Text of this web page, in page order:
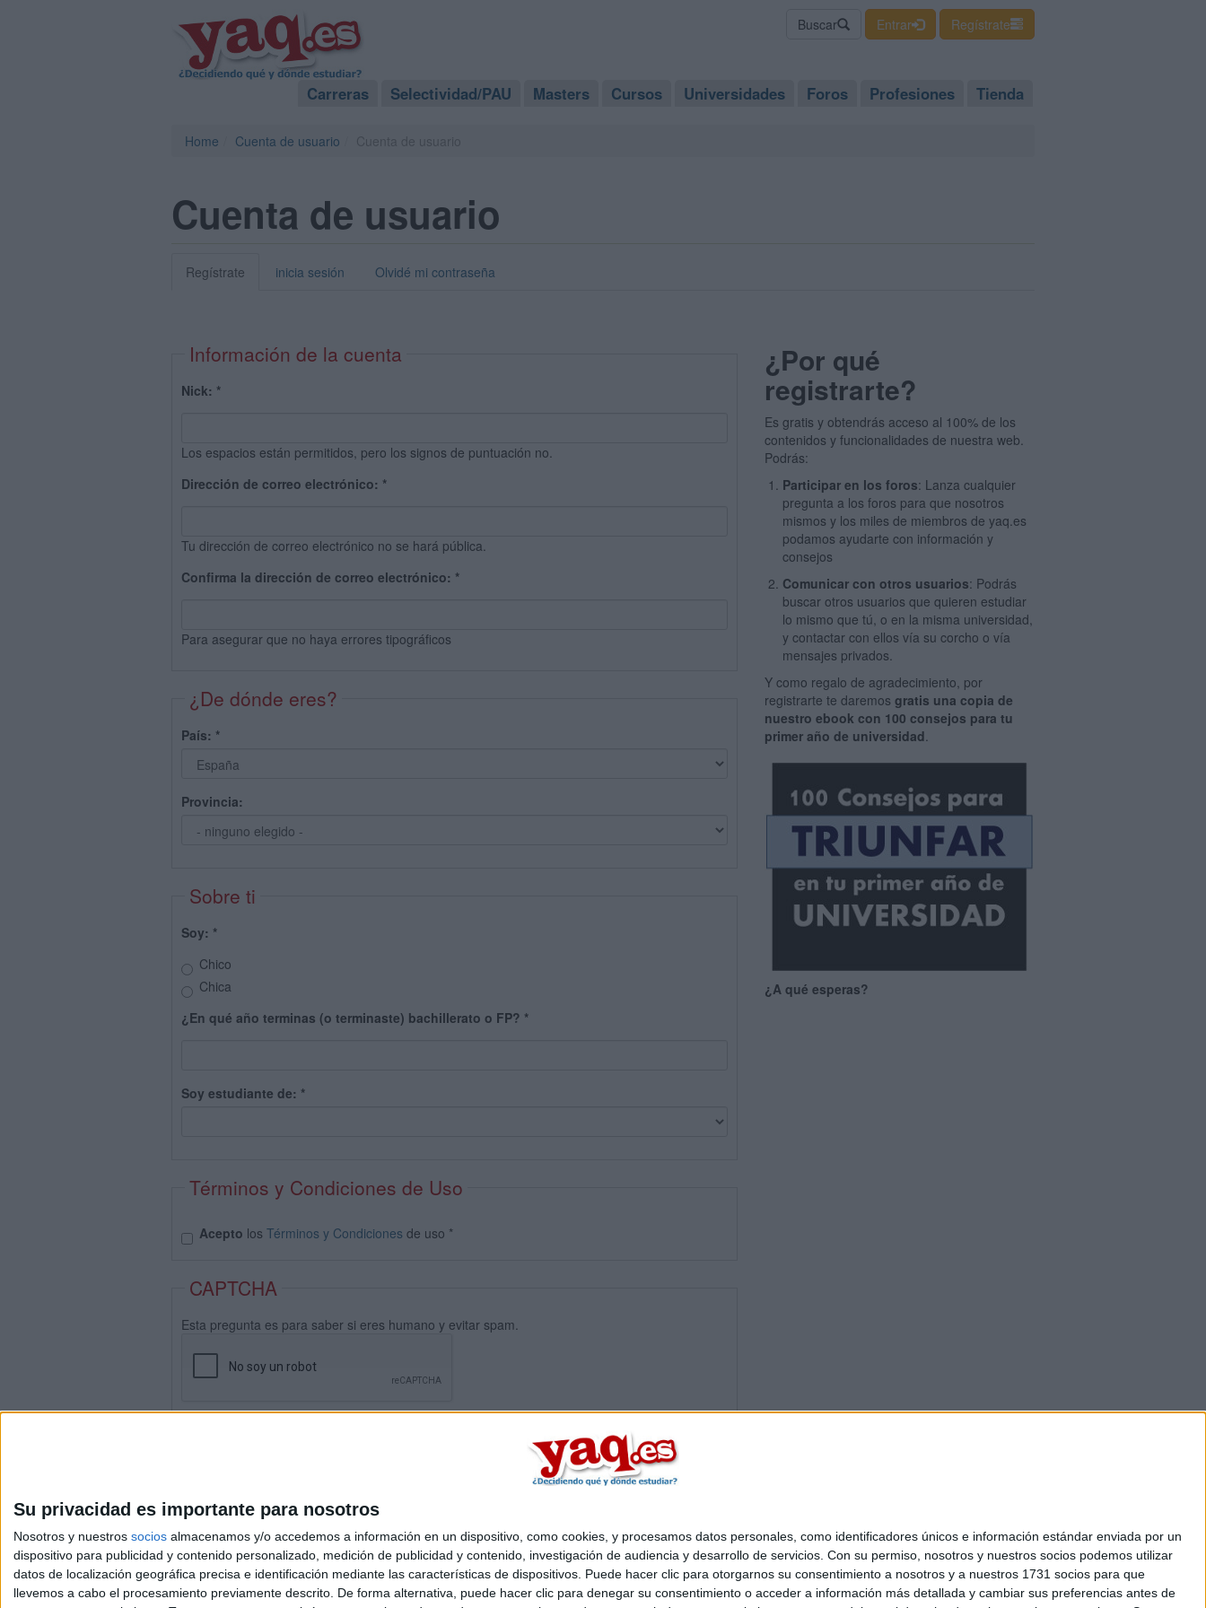
Su privacidad es importante para nosotros
Nosotros y nuestros socios almacenamos y/o accedemos a información en un dispositivo, como cookies, y procesamos datos personales, como identificadores únicos e información estándar enviada por un
dispositivo para publicidad y contenido personalizado, medición de publicidad y contenido, investigación de audiencia y desarrollo de servicios. Con su permiso, nosotros y nuestros socios podemos utilizar
datos de localización geográfica precisa e identificación mediante las características de dispositivos. Puede hacer clic para otorgarnos su consentimiento a nosotros y a nuestros 1731 socios para que
llevemos a cabo el procesamiento previamente descrito. De forma alternativa, puede hacer clic para denegar su consentimiento o acceder a información más detallada y cambiar sus preferencias antes de
Buscar Entrar Regístrate
Carreras Selectividad/PAU Masters Cursos Universidades Foros Profesiones Tienda
Home Cuenta de usuario
Cuenta de usuario
Regístrate inicia sesión Olvidé mi contraseña
Información de la cuenta
Nick: *
Los espacios están permitidos, pero los signos de puntuación no.
Dirección de correo electrónico: *
Tu dirección de correo electrónico no se hará pública.
Confirma la dirección de correo electrónico: *
Para asegurar que no haya errores tipográficos
¿De dónde eres?
País: *
Provincia:
Sobre ti
Soy: *
Chico
Chica
¿En qué año terminas (o terminaste) bachillerato o FP? *
Soy estudiante de: *
Términos y Condiciones de Uso
Acepto los Términos y Condiciones de uso *
CAPTCHA
Esta pregunta es para saber si eres humano y evitar spam.
¿Por qué
registrarte?
Es gratis y obtendrás acceso al 100% de los
contenidos y funcionalidades de nuestra web.
Podrás:
Participar en los foros: Lanza cualquier
pregunta a los foros para que nosotros
mismos y los miles de miembros de yaq.es
podamos ayudarte con información y
consejos
Comunicar con otros usuarios: Podrás
buscar otros usuarios que quieren estudiar
lo mismo que tú, o en la misma universidad,
y contactar con ellos vía su corcho o vía
mensajes privados.
Y como regalo de agradecimiento, por
registrarte te daremosgratis una copia de
nuestro ebook con 100 consejos para tu
primer año de universidad.
¿A qué esperas?
Quiénes somos |Contactar| Anúnciate
Aviso legal|Politica de privacidad|Condiciones generales|Política de cookies